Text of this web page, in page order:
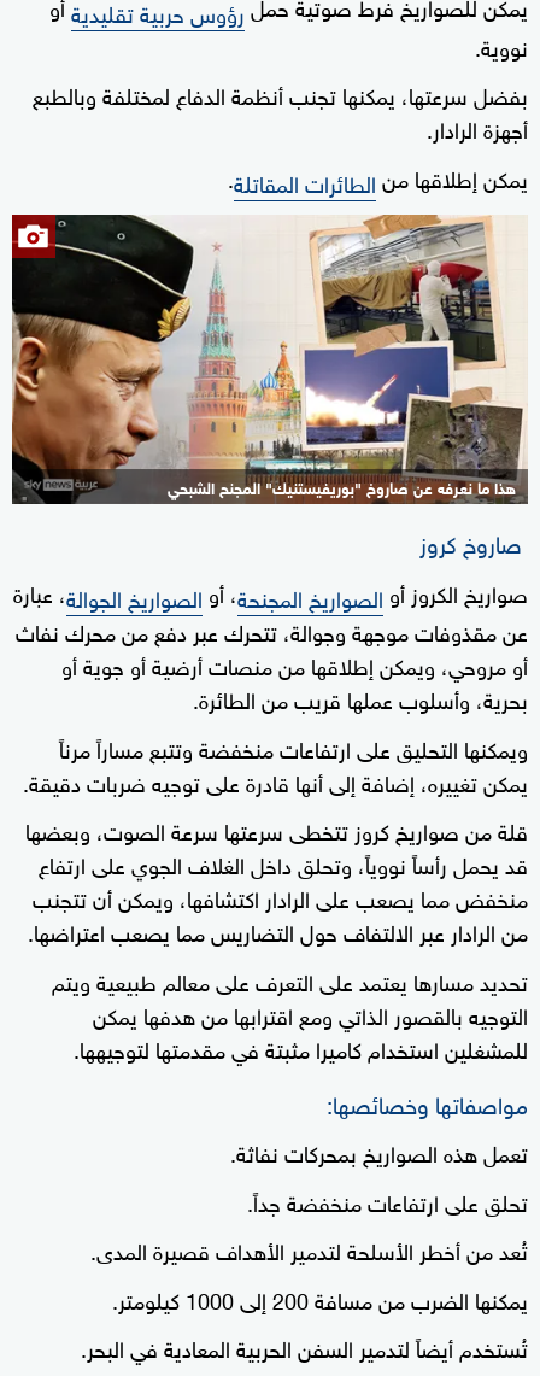
رؤوس حربية تقليدية
نووية.
بفضل سرعتها، يمكنها تجنب أنظمة الدفاع لمختلفة وبالطبع
أجهزة الرادار.
يمكن إطلاقها منالطائرات المقاتلة.
هذا ما نعرفه عن صاروخ "بوريفيستنيك" المجنح الشبحي
صاروخ كروز
صواريخ الكروز أو الصواريخ المجنحة، أو الصواريخ الجوالة، عبارة
عن مقذوفات موجهة وجوالة، تتحرك عبر دفع من محرك نفاث
أو مروحي، ويمكن إطلاقها من منصات أرضية أو جوية أو
بحرية، وأسلوب عملها قريب من الطائرة.
ويمكنها التحليق على ارتفاعات منخفضة وتتبع مساراً مرناً
يمكن تغييره، إضافة إلى أنها قادرة على توجيه ضربات دقيقة.
قلة من صواريخ كروز تتخطى سرعتها سرعة الصوت، وبعضها
قد يحمل رأساً نووياً، وتحلق داخل الغلاف الجوي على ارتفاع
منخفض مما يصعب على الرادار اكتشافها، ويمكن أن تتجنب
من الرادار عبر الالتفاف حول التضاريس مما يصعب اعتراضها.
تحديد مسارها يعتمد على التعرف على معالم طبيعية ويتم
التوجيه بالقصور الذاتي ومع اقترابها من هدفها يمكن
للمشغلين استخدام كاميرا مثبتة في مقدمتها لتوجيهها.
مواصفاتها وخصائصها:
تعمل هذه الصواريخ بمحركات نفاثة.
تحلق على ارتفاعات منخفضة جداً.
تُعد من أخطر الأسلحة لتدمير الأهداف قصيرة المدى.
يمكنها الضرب من مسافة 200 إلى 1000 كيلومتر.
تُستخدم أيضاً لتدمير السفن الحربية المعادية في البحر.